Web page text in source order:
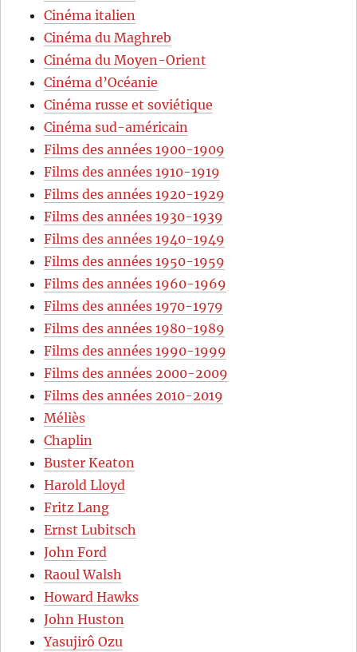
Cinéma italien
Cinéma du Maghreb
Cinéma du Moyen-Orient
Cinéma d’Océanie
Cinéma russe et soviétique
Cinéma sud-américain
Films des années 1900-1909
Films des années 1910-1919
Films des années 1920-1929
Films des années 1930-1939
Films des années 1940-1949
Films des années 1950-1959
Films des années 1960-1969
Films des années 1970-1979
Films des années 1980-1989
Films des années 1990-1999
Films des années 2000-2009
Films des années 2010-2019
Méliès
Chaplin
Buster Keaton
Harold Lloyd
Fritz Lang
Ernst Lubitsch
John Ford
Raoul Walsh
Howard Hawks
John Huston
Yasujirô Ozu